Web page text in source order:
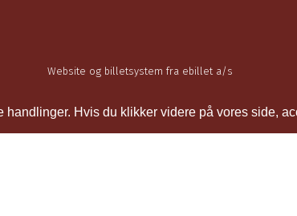
Hvis du klikker videre på vores side,
Website og billetsystem fra ebillet a/s